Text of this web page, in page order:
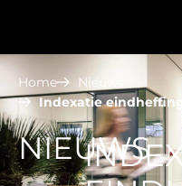
NIEUWS
Home
Nieuws
Indexatie